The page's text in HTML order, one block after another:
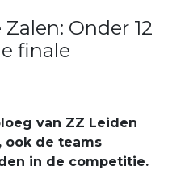
Onder 12
finale
van ZZ Leiden
ook de teams
in de competitie.